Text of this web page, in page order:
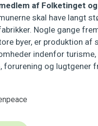
af Folketinget
skal have langt
Nogle gange
byer, er produktion af
indenfor
og lugtgener